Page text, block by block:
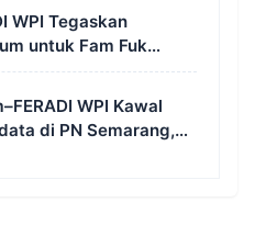
WPI Tegaskan
untuk Fam Fuk
Hormati Proses
WPI Kawal
di PN Semarang,